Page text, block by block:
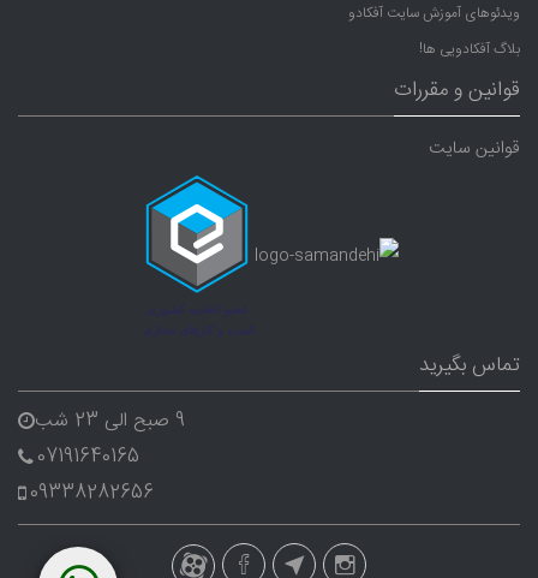
ویدئوهای آموزش سایت آفکادو
بلاگ آفکادویی ها!
قوانین و مقررات
قوانین سایت
تماس بگیرید
9 صبح الی 23 شب
07191640165
09338282656